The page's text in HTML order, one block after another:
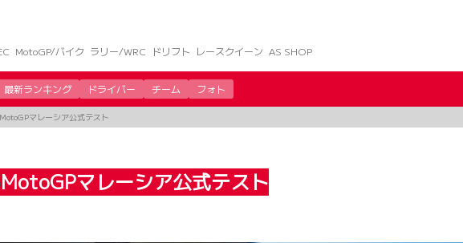
MotoGP/バイク ラリー/WRC ドリフト レースクイーン AS SHOP
最新ランキング ドライバー チーム フォト
マレーシア公式テスト
マレーシア公式テスト